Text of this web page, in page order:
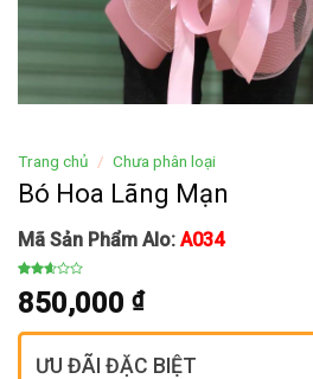
Trang chủ / Chưa phân loại
Bó Hoa Lãng Mạn
Mã Sản Phẩm Alo: A034
trên
5
trên
850,000 ₫
ƯU ĐÃI ĐẶC BIỆT